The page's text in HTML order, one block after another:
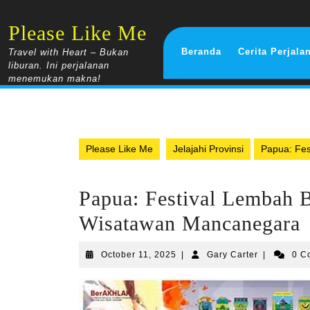
content
Please Like Me
Travel with Heart – Bukan
liburan. Ini perjalanan
menemukan makna!
Beranda Cerita
Please Like Me Jelajahi Provinsi Papua:
Papua: Festival Lembah
Wisatawan Mancanegara
October 11, 2025 October
2025
Gary Carter Gary
0